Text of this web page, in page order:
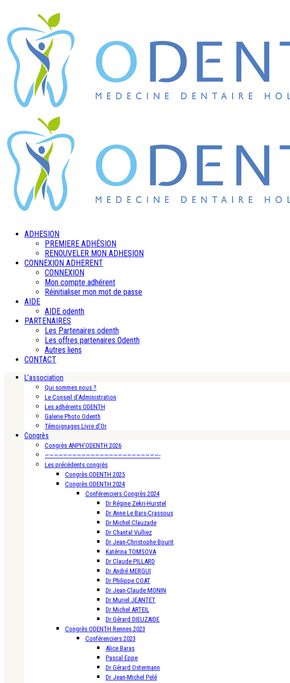
ADHESION
PREMIERE ADHÉSION
RENOUVELER MON ADHESION
CONNEXION ADHERENT
CONNEXION
Mon compte adhérent
Réinitialiser mon mot de passe
AIDE
AIDE odenth
PARTENAIRES
Les Partenaires odenth
Les offres partenaires Odenth
Autres liens
CONTACT
L’association
Qui sommes nous ?
Le Conseil d’Administration
Les adhérents ODENTH
Galerie Photo Odenth
Témoignages Livre d’Or
Congrès
Congrès ANPH’ODENTH 2026
—————————————————————————-
Les précédents congrès
Congrès ODENTH 2025
Congrès ODENTH 2024
Conférenciers Congrès 2024
Dr Régine Zekri-Hurstel
Dr Anne Le Bars-Crassous
Dr Michel Clauzade
Dr Chantal Vulliez
Dr Jean-Christophe Bourit
Katérina TOMSOVA
Dr Claude PILLARD
Dr André MERGUI
Dr Philippe COAT
Dr Jean-Claude MONIN
Dr Muriel JEANTET
Dr Michel ARTEIL
Dr Gérard DIEUZAIDE
Congrès ODENTH Rennes 2023
Conférenciers 2023
Alice Baras
Pascal Eppe
Dr Gérard Ostermann
Dr Jean-Michel Pelé